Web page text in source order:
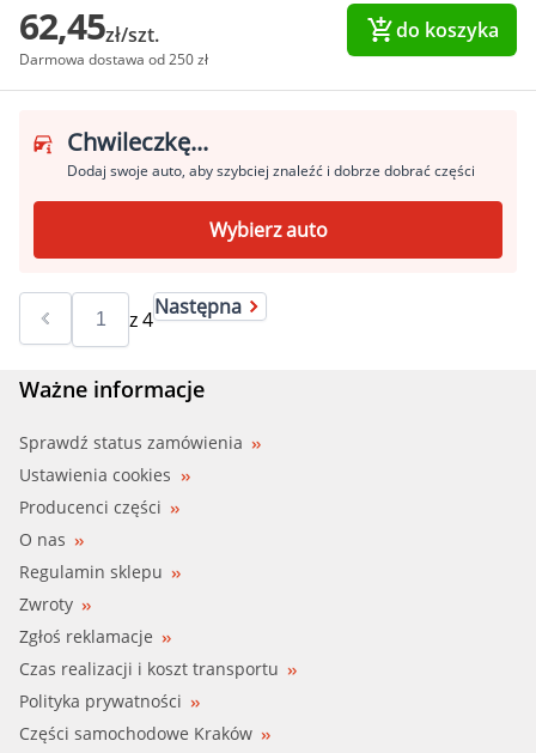
62,45zł/szt.
Darmowa dostawa od 250 zł
do koszyka
Chwileczkę...
Dodaj swoje auto, aby szybciej znaleźć i dobrze dobrać części
Wybierz auto
z4Następna
Ważne informacje
Sprawdź status zamówienia
Ustawienia cookies
Producenci części
O nas
Regulamin sklepu
Zwroty
Zgłoś reklamacje
Czas realizacji i koszt transportu
Polityka prywatności
Części samochodowe Kraków